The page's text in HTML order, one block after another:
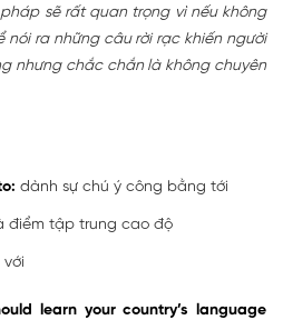
sẽ rất quan trọng vì nếu không
ra những câu rời rạc khiến người
nhưng chắc chắn là không chuyên
dành sự chú ý công bằng tới
điểm tập trung cao độ
với
learn your country’s language